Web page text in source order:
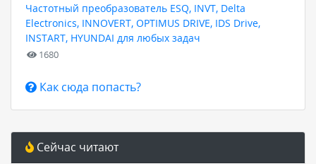
Частотный преобразователь ESQ, INVT, Delta
Electronics, INNOVERT, OPTIMUS DRIVE, IDS Drive,
INSTART, HYUNDAI для любых задач
1680
Как сюда попасть?
Сейчас читают